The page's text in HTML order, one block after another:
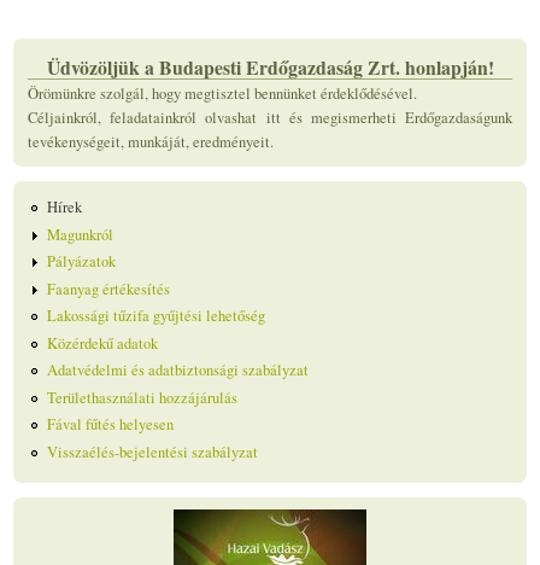
Üdvözöljük a Budapesti Erdőgazdaság Zrt. honlapján!
Örömünkre szolgál, hogy megtisztel bennünket érdeklődésével.
Céljainkról, feladatainkról olvashat itt és megismerheti Erdőgazdaságunk
tevékenységeit, munkáját, eredményeit.
Hírek
Magunkról
Pályázatok
Faanyag értékesítés
Lakossági tűzifa gyűjtési lehetőség
Közérdekű adatok
Adatvédelmi és adatbiztonsági szabályzat
Területhasználati hozzájárulás
Fával fűtés helyesen
Visszaélés-bejelentési szabályzat